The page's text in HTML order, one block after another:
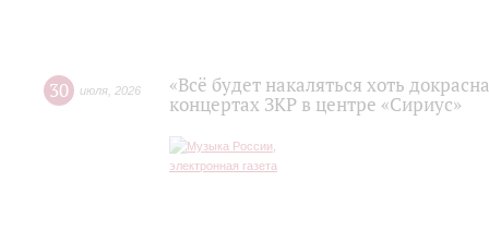
30 июля 2026
«Всё будет накаляться хоть
концертах ЗКР в центре «Сириус»